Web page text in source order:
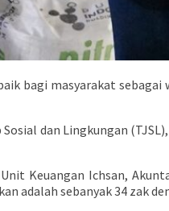
bagi masyarakat sebagai
dan Lingkungan
Keuangan Ichsan,
adalah sebanyak 34 zak